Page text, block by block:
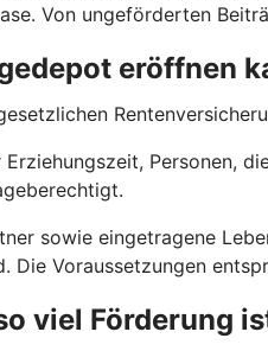
Von ungeförderten
eröffnen
Personen,
sowie eingetragene
Die Voraussetzungen
viel Förderung